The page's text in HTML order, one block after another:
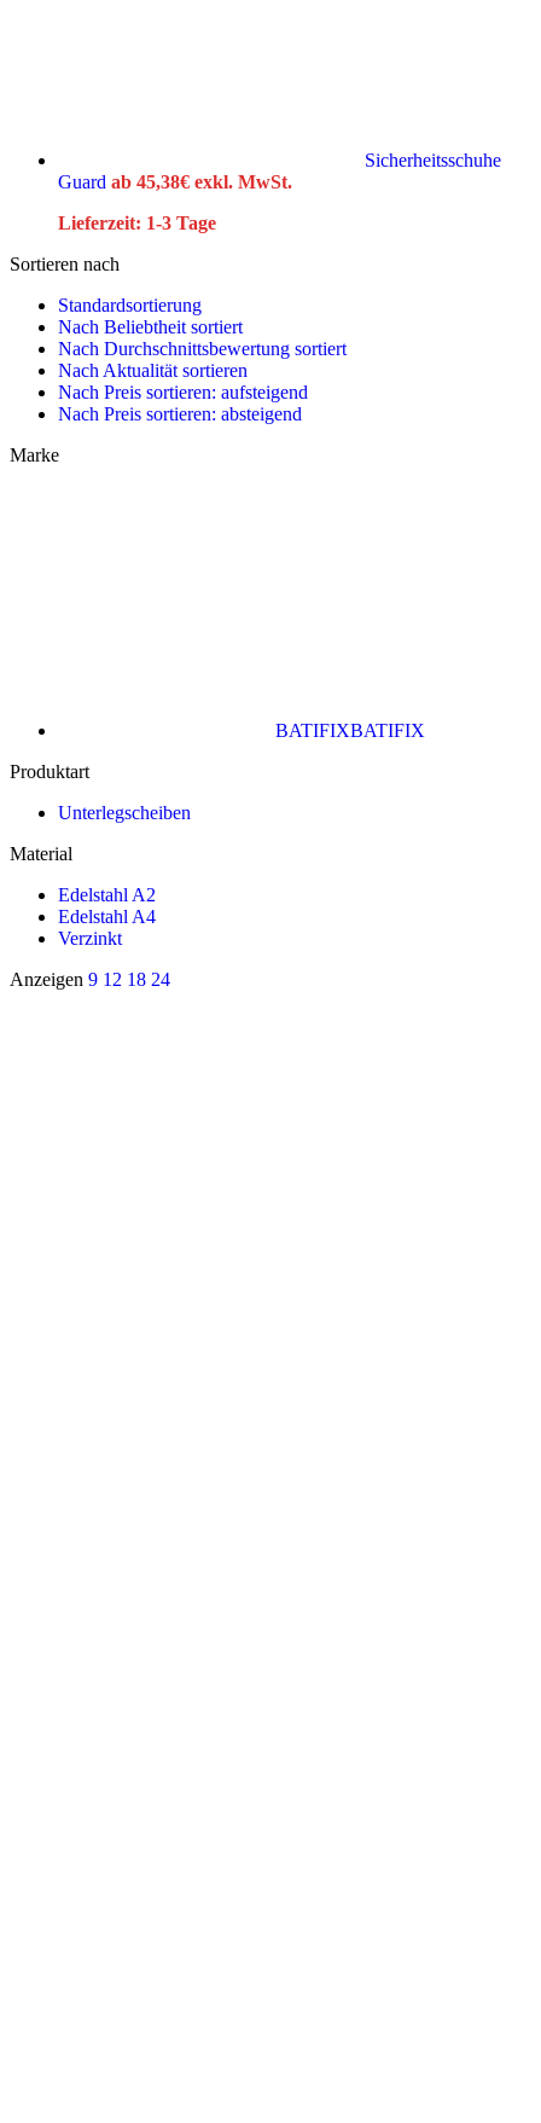
Sicherheitsschuhe
Guard ab 45,38€ exkl. MwSt.
Lieferzeit: 1-3 Tage
Sortieren nach
Standardsortierung
Nach Beliebtheit sortiert
Nach Durchschnittsbewertung sortiert
Nach Aktualität sortieren
Nach Preis sortieren: aufsteigend
Nach Preis sortieren: absteigend
Marke
BATIFIXBATIFIX
Produktart
Unterlegscheiben
Material
Edelstahl A2
Edelstahl A4
Verzinkt
Anzeigen 9 12 18 24